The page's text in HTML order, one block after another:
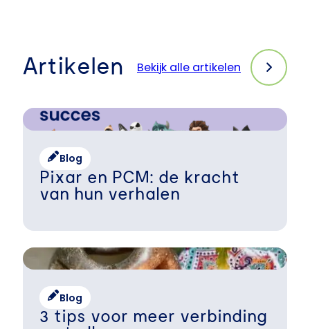
Artikelen Bekijk alle artikelen
Blog
Pixar en PCM: de kracht
van hun verhalen
Blog
3 tips voor meer verbinding